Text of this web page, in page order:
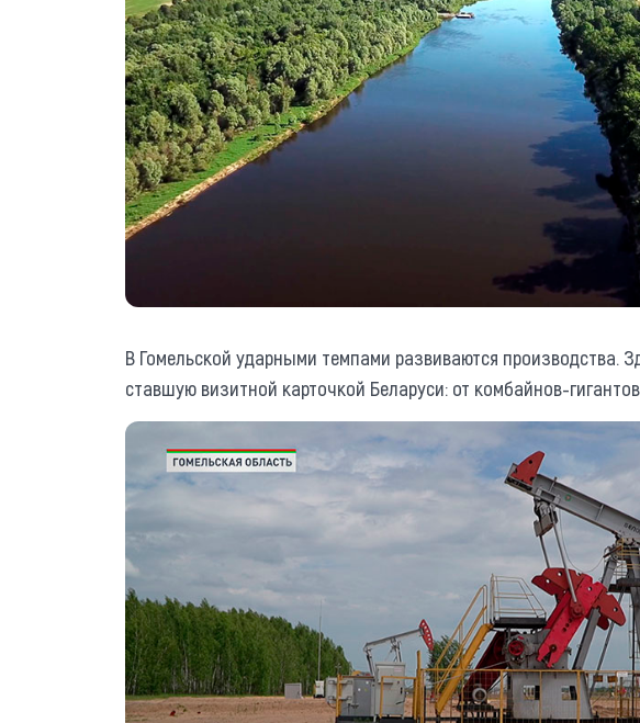
В Гомельской ударными темпами развиваются производства.
ставшую визитной карточкой Беларуси: от комбайнов-